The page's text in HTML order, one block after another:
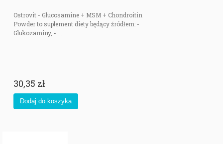
Ostrovit - Glucosamine + MSM + Chondroitin
Powder to suplement diety będący źródłem: -
Glukozaminy, - ...
30,35 zł